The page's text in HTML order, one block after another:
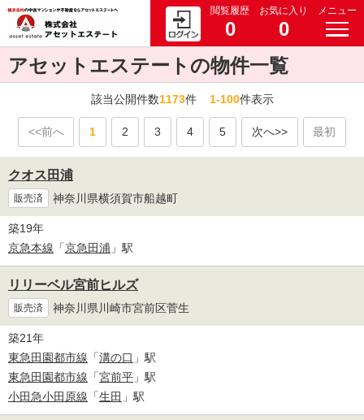
閲覧履歴
0
お気に入り
0
メニュー
アセットエステートの物件一覧
該当公開件数1173件1-100件表示
<<前へ 1 2 3 4 5 次へ>> 最初
クオス田浦
販売済 神奈川県横須賀市船越町
築19年
京急本線 「京急田浦 」駅
リリーベル宮前ヒルズ
販売済 神奈川県川崎市宮前区菅生
築21年
東急田園都市線 「溝の口 」駅
東急田園都市線 「宮前平 」駅
小田急小田原線 「生田 」駅